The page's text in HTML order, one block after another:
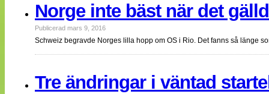
Norge inte bäst när det
Publicerad mars 9, 2016
Schweiz begravde Norges lilla hopp om OS i Rio. Det fanns så länge
Tre ändringar i väntad